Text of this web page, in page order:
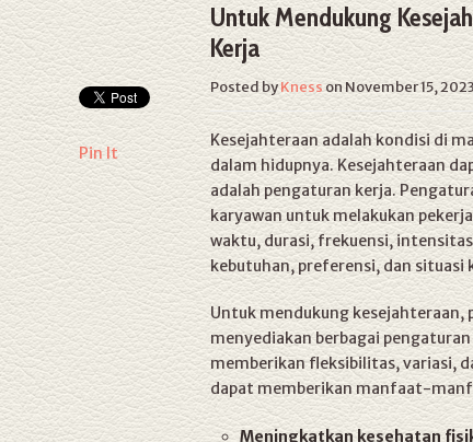
Untuk Mendukung
Kerja
Posted byKnesson November 15, 2023
Pin It
Kesejahteraan adalah kondisi di
dalam hidupnya. Kesejahteraan
adalah pengaturan kerja.
karyawan untuk melakukan
waktu, durasi, frekuensi,
kebutuhan, preferensi, dan
Untuk mendukung kesejahteraan,
menyediakan berbagai
memberikan fleksibilitas, variasi,
dapat memberikan manfaat-
Meningkatkan kesehatan